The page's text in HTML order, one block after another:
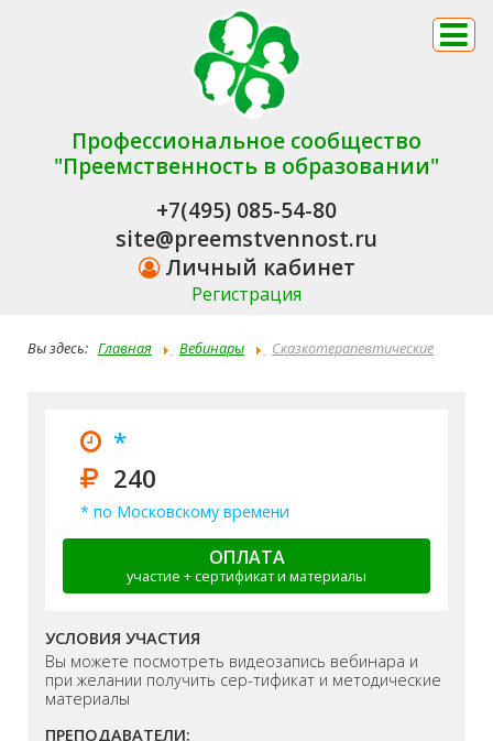
Профессиональное сообщество
"Преемственность в образовании"
+7(495) 085-54-80
site@preemstvennost.ru
Личный кабинет
Регистрация
Вы здесь: Главная Вебинары
Сказкотерапевтические
*
240
* по Московскому времени
ОПЛАТА
участие + сертификат и материалы
УСЛОВИЯ УЧАСТИЯ
Вы можете посмотреть видеозапись вебинара и
при желании получить сер-тификат и методические
материалы
ПРЕПОДАВАТЕЛИ: